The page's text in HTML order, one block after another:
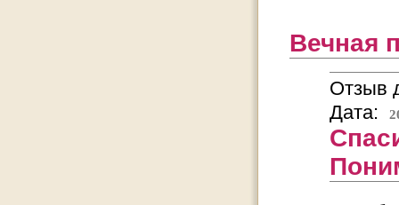
Вечная
Отзыв
Дата: